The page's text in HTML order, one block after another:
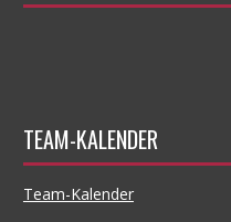
TEAM-KALENDER
Team-Kalender